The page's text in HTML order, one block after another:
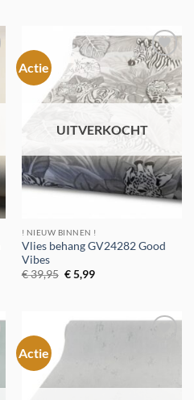
Actie
Toevoegen
aan
verlanglijst
UITVERKOCHT
! NIEUW BINNEN !
Vlies behang GV24282 Good
Vibes
€39,95 Oorspronkelijke
prijs
€5,99Huidige
Actie